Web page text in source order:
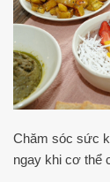
Chăm sóc sức
ngay khi cơ thể